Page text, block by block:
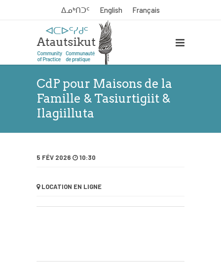
ᐃᓄᒃᑎᑐᑦ English Français
CdP pour Maisons de la
Famille & Tasiurtigiit &
Ilagiilluta
5 FÉV 2026 10:30
LOCATION EN LIGNE